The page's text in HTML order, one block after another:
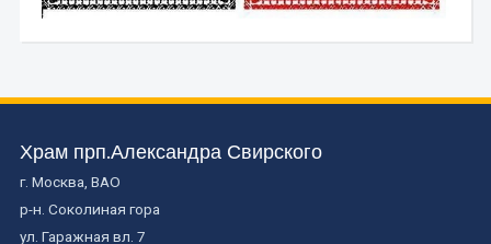
Храм прп.Александра Свирского
г. Москва, ВАО
р-н. Соколиная гора
ул. Гаражная вл. 7